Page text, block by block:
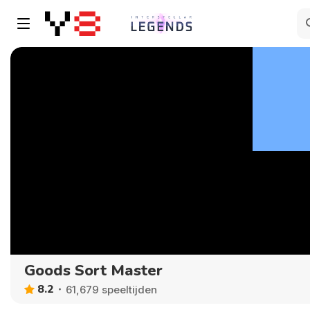
Goods Sort Master
8.2 61,679 speeltijden